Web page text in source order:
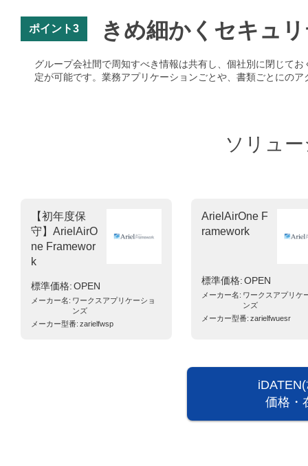
ポイント3 きめ細かくセキュ
グループ会社間で周知すべき情報は共有し、個社別に閉じて
定が可能です。業務アプリケーションごとや、書類ごとにの
ソリュ
【初年度保
守】ArielAirO
ne Framewor
k
標準価格 OPEN
メーカー名 ワークスアプリケーショ
ンズ
メーカー型番 zarielfwsp
ArielAirOne F
ramework
標準価格 OPEN
メーカー名 ワークスアプリケ
ンズ
メーカー型番 zarielfwuesr
価格・